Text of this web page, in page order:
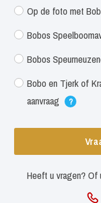
Op de foto met
Bobos
Bobos
Bobo en Tjerk of
aanvraag
?
Heeft u vragen?